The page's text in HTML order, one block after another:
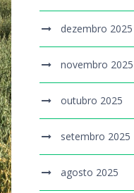
dezembro 2025
novembro 2025
outubro 2025
setembro 2025
agosto 2025